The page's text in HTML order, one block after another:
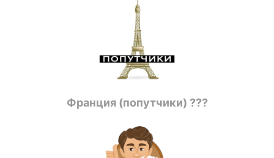
Франция (попутчики) ???